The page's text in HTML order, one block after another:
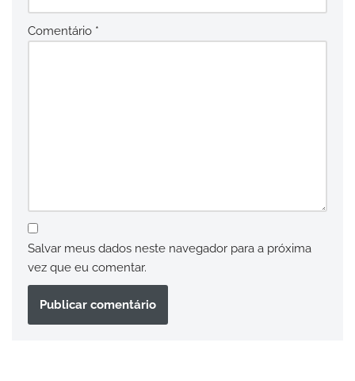
Comentário *
Salvar meus dados neste navegador para a próxima
vez que eu comentar.